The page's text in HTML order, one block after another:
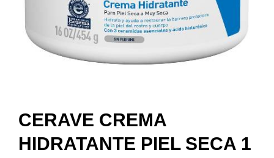
CERAVE CREMA
HIDRATANTE PIEL SECA 1